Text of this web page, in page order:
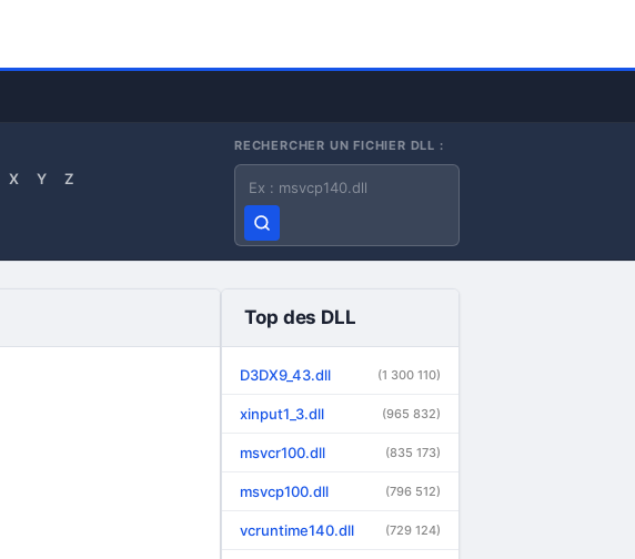
X Y Z
RECHERCHER UN FICHIER DLL :
Nom du fichier DLL
Top des DLL
D3DX9_43.dll (1 300 110)
xinput1_3.dll (965 832)
msvcr100.dll (835 173)
msvcp100.dll (796 512)
vcruntime140.dll (729 124)